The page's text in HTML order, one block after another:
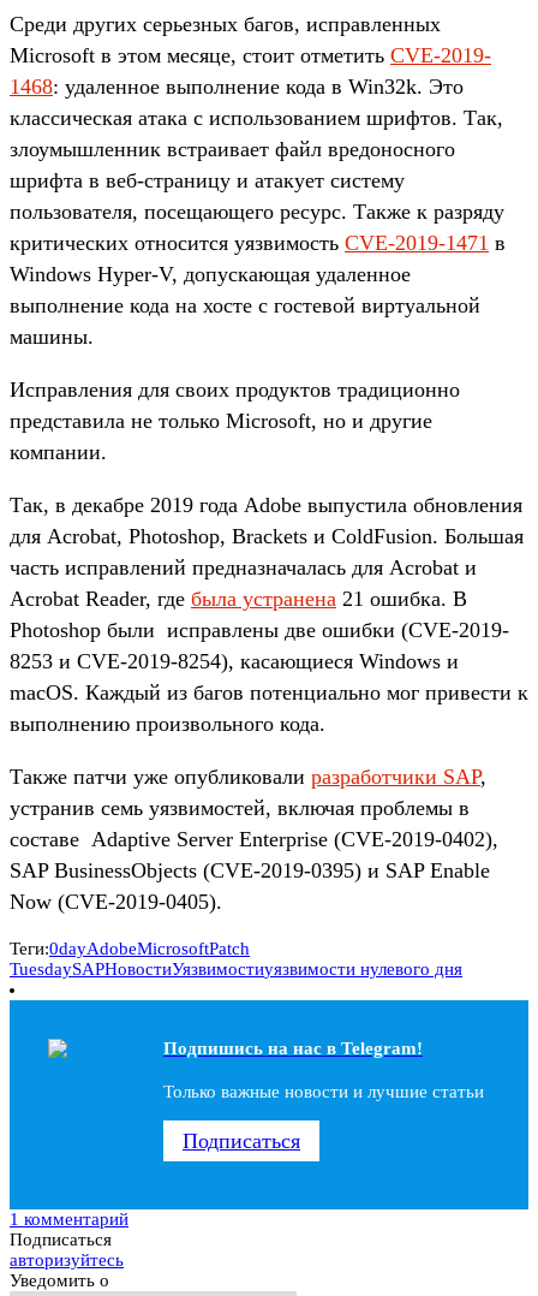
Среди других серьезных багов, исправленных
Microsoft в этом месяце, стоит отметить CVE-2019-
1468: удаленное выполнение кода в Win32k. Это
классическая атака с использованием шрифтов. Так,
злоумышленник встраивает файл вредоносного
шрифта в веб-страницу и атакует систему
пользователя, посещающего ресурс. Также к разряду
критических относится уязвимость CVE-2019-1471 в
Windows Hyper-V, допускающая удаленное
выполнение кода на хосте с гостевой виртуальной
машины.
Исправления для своих продуктов традиционно
представила не только Microsoft, но и другие
компании.
Так, в декабре 2019 года Adobe выпустила обновления
для Acrobat, Photoshop, Brackets и ColdFusion. Большая
часть исправлений предназначалась для Acrobat и
Acrobat Reader, где была устранена 21 ошибка. В
Photoshop были исправлены две ошибки (CVE-2019-
8253 и CVE-2019-8254), касающиеся Windows и
macOS. Каждый из багов потенциально мог привести к
выполнению произвольного кода.
Также патчи уже опубликовали разработчики SAP,
устранив семь уязвимостей, включая проблемы в
составе Adaptive Server Enterprise (CVE-2019-0402),
SAP BusinessObjects (CVE-2019-0395) и SAP Enable
Now (CVE-2019-0405).
Теги:0dayAdobeMicrosoftPatch
TuesdaySAPНовостиУязвимостиуязвимости нулевого дня
Подпишись на наc в Telegram!
Только важные новости и лучшие статьи
Подписаться
1 комментарий
Подписаться
авторизуйтесь
Уведомить о